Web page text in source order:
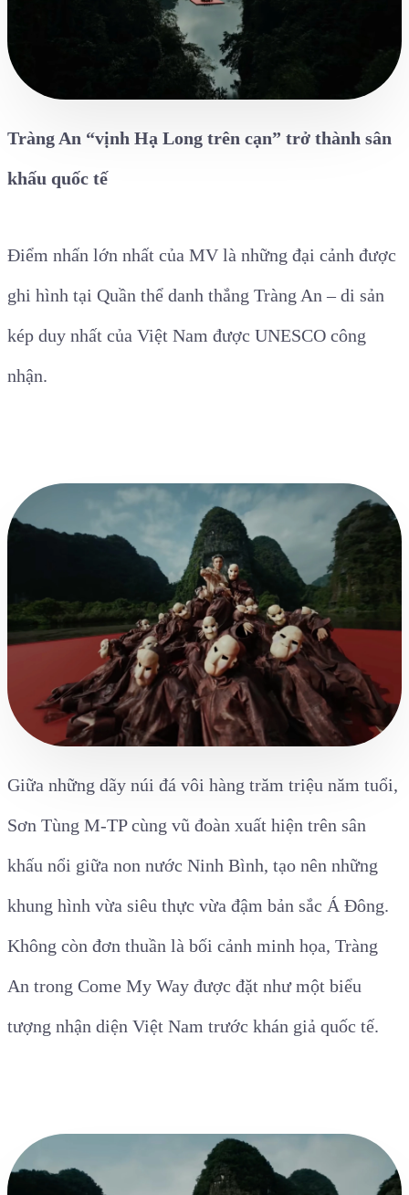
Tràng An “vịnh Hạ Long trên cạn” trở thành sân
khấu quốc tế
Điểm nhấn lớn nhất của MV là những đại cảnh được
ghi hình tại Quần thể danh thắng Tràng An – di sản
kép duy nhất của Việt Nam được UNESCO công
nhận.
Giữa những dãy núi đá vôi hàng trăm triệu năm tuổi,
Sơn Tùng M-TP cùng vũ đoàn xuất hiện trên sân
khấu nổi giữa non nước Ninh Bình, tạo nên những
khung hình vừa siêu thực vừa đậm bản sắc Á Đông.
Không còn đơn thuần là bối cảnh minh họa, Tràng
An trong Come My Way được đặt như một biểu
tượng nhận diện Việt Nam trước khán giả quốc tế.